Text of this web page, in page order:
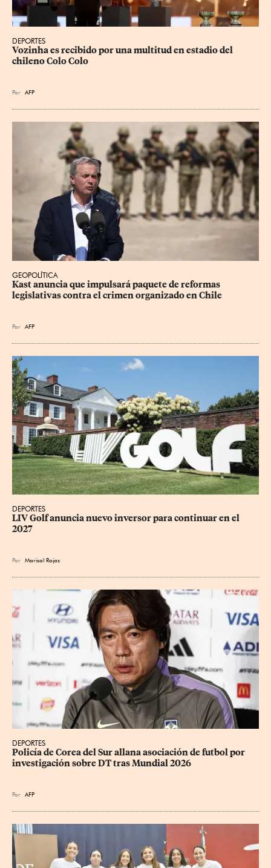
DEPORTES
Vozinha es recibido por una multitud en estadio del
chileno Colo Colo
Por AFP
GEOPOLÍTICA
Kast anuncia que impulsará paquete de reformas
legislativas contra el crimen organizado en Chile
Por AFP
DEPORTES
LIV Golf anuncia nuevo inversor para continuar en el
2027
Por Marisol Rojas
DEPORTES
Policía de Corea del Sur allana asociación de futbol por
investigación sobre DT tras Mundial 2026
Por AFP